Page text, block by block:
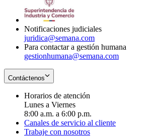
Notificaciones judiciales
juridica@semana.com
Para contactar a gestión humana
gestionhumana@semana.com
Contáctenos
Horarios de atención
Lunes a Viernes
8:00 a.m. a 6:00 p.m.
Canales de servicio al cliente
Trabaje con nosotros